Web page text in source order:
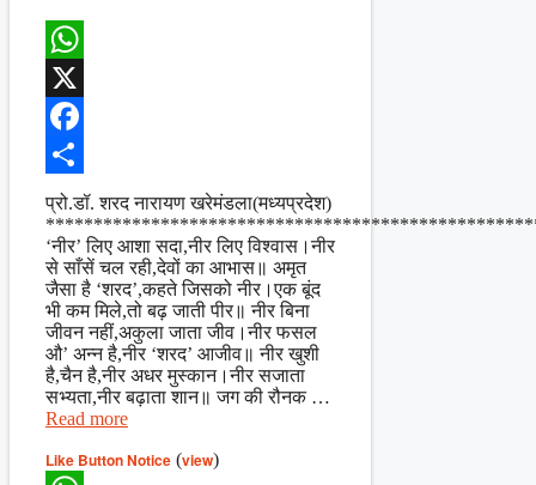
WhatsApp
X
Facebook
Share
प्रो.डॉ. शरद नारायण खरेमंडला(मध्यप्रदेश)
‘नीर’ लिए आशा सदा,नीर लिए विश्वास।नीर
से साँसें चल रही,देवों का आभास॥ अमृत
जैसा है ‘शरद’,कहते जिसको नीर।एक बूंद
भी कम मिले,तो बढ़ जाती पीर॥ नीर बिना
जीवन नहीं,अकुला जाता जीव।नीर फसल
औ’ अन्न है,नीर ‘शरद’ आजीव॥ नीर खुशी
है,चैन है,नीर अधर मुस्कान।नीर सजाता
सभ्यता,नीर बढ़ाता शान॥ जग की रौनक …
Read more
Like Button Notice (view)